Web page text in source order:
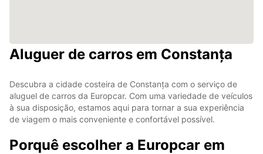
Aluguer de carros em Constanța
Descubra a cidade costeira de Constanța com o serviço de
aluguel de carros da Europcar. Com uma variedade de veículos
à sua disposição, estamos aqui para tornar a sua experiência
de viagem o mais conveniente e confortável possível.
Porquê escolher a Europcar em